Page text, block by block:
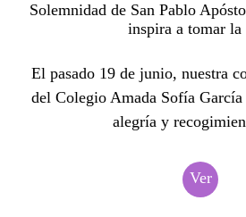
Solemnidad de San Pablo
inspira a tomar la
El pasado 19 de junio, nuestra
del Colegio Amada Sofía
alegría y
Ver